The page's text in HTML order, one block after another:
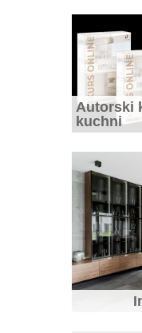
10
7
Autorski
kuchni